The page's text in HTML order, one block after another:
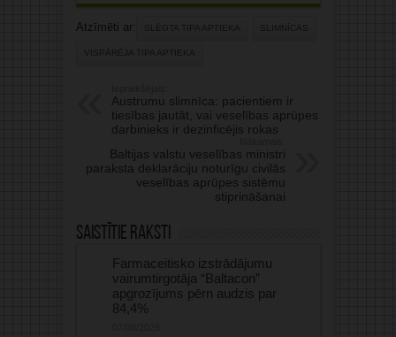
Atzīmēti ar: SLĒGTA TIPA APTIEKA SLIMNĪCAS
VISPĀRĒJA TIPA APTIEKA
Austrumu slimnīca: pacientiem ir
tiesības jautāt, vai veselības aprūpes
darbinieks ir dezinficējis rokas
Baltijas valstu veselības ministri
paraksta deklarāciju noturīgu civilās
veselības aprūpes sistēmu
stiprināšanai
Saistītie raksti
Farmaceitisko izstrādājumu
vairumtirgotāja “Baltacon”
apgrozījums pērn audzis par
84,4%